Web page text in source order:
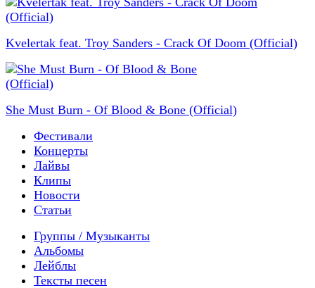
Kvelertak feat. Troy Sanders - Crack Of Doom (Official)
She Must Burn - Of Blood & Bone (Official)
Фестивали
Концерты
Лайвы
Клипы
Новости
Статьи
Группы / Музыканты
Альбомы
Лейблы
Тексты песен